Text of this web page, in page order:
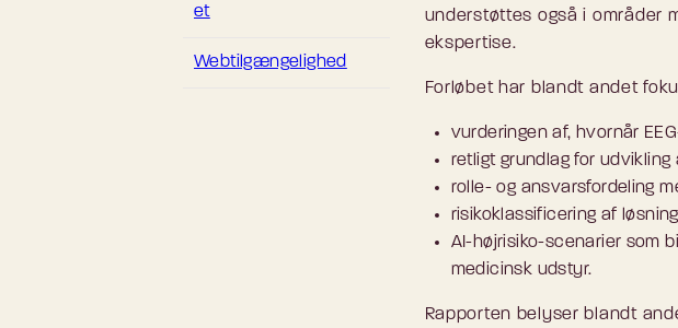
et
Webtilgængelighed
understøttes også i områder
ekspertise.
Forløbet har blandt andet
vurderingen af, hvornår
retligt grundlag for udvikling
rolle- og ansvarsfordeling
risikoklassificering af
AI-højrisiko-scenarier som
medicinsk udstyr.
Rapporten belyser blandt